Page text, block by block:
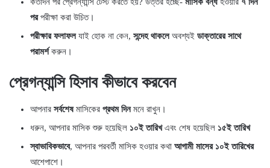
পরপরীক্ষা করা উচিত।
পরীক্ষার ফলাফলযাই হোক না কেন, সন্দেহ থাকলেঅবশ্যই ডাক্তারের সাথে
পরামর্শকরুন।
প্রেগন্যান্সি হিসাব কীভাবে করবেন
আপনার সর্বশেষমাসিকের প্রথম দিনমনে রাখুন।
ধরুন, আপনার মাসিক শুরু হয়েছিল ১০ইতারিখএবং শেষ হয়েছিল ১৫ইতারিখ
স্বাভাবিকভাবে, আপনার পরবর্তী মাসিক হওয়ার কথা আগামী মাসের ১০ই তারিখের
আশেপাশে।